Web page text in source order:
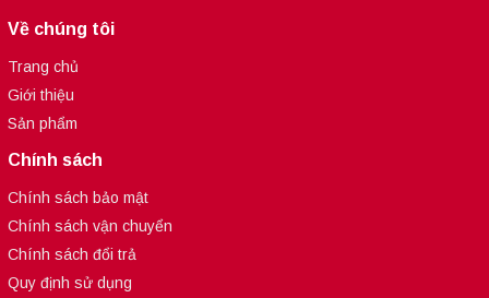
Về chúng tôi
Trang chủ
Giới thiệu
Sản phẩm
Chính sách
Chính sách bảo mật
Chính sách vận chuyển
Chính sách đổi trả
Quy định sử dụng